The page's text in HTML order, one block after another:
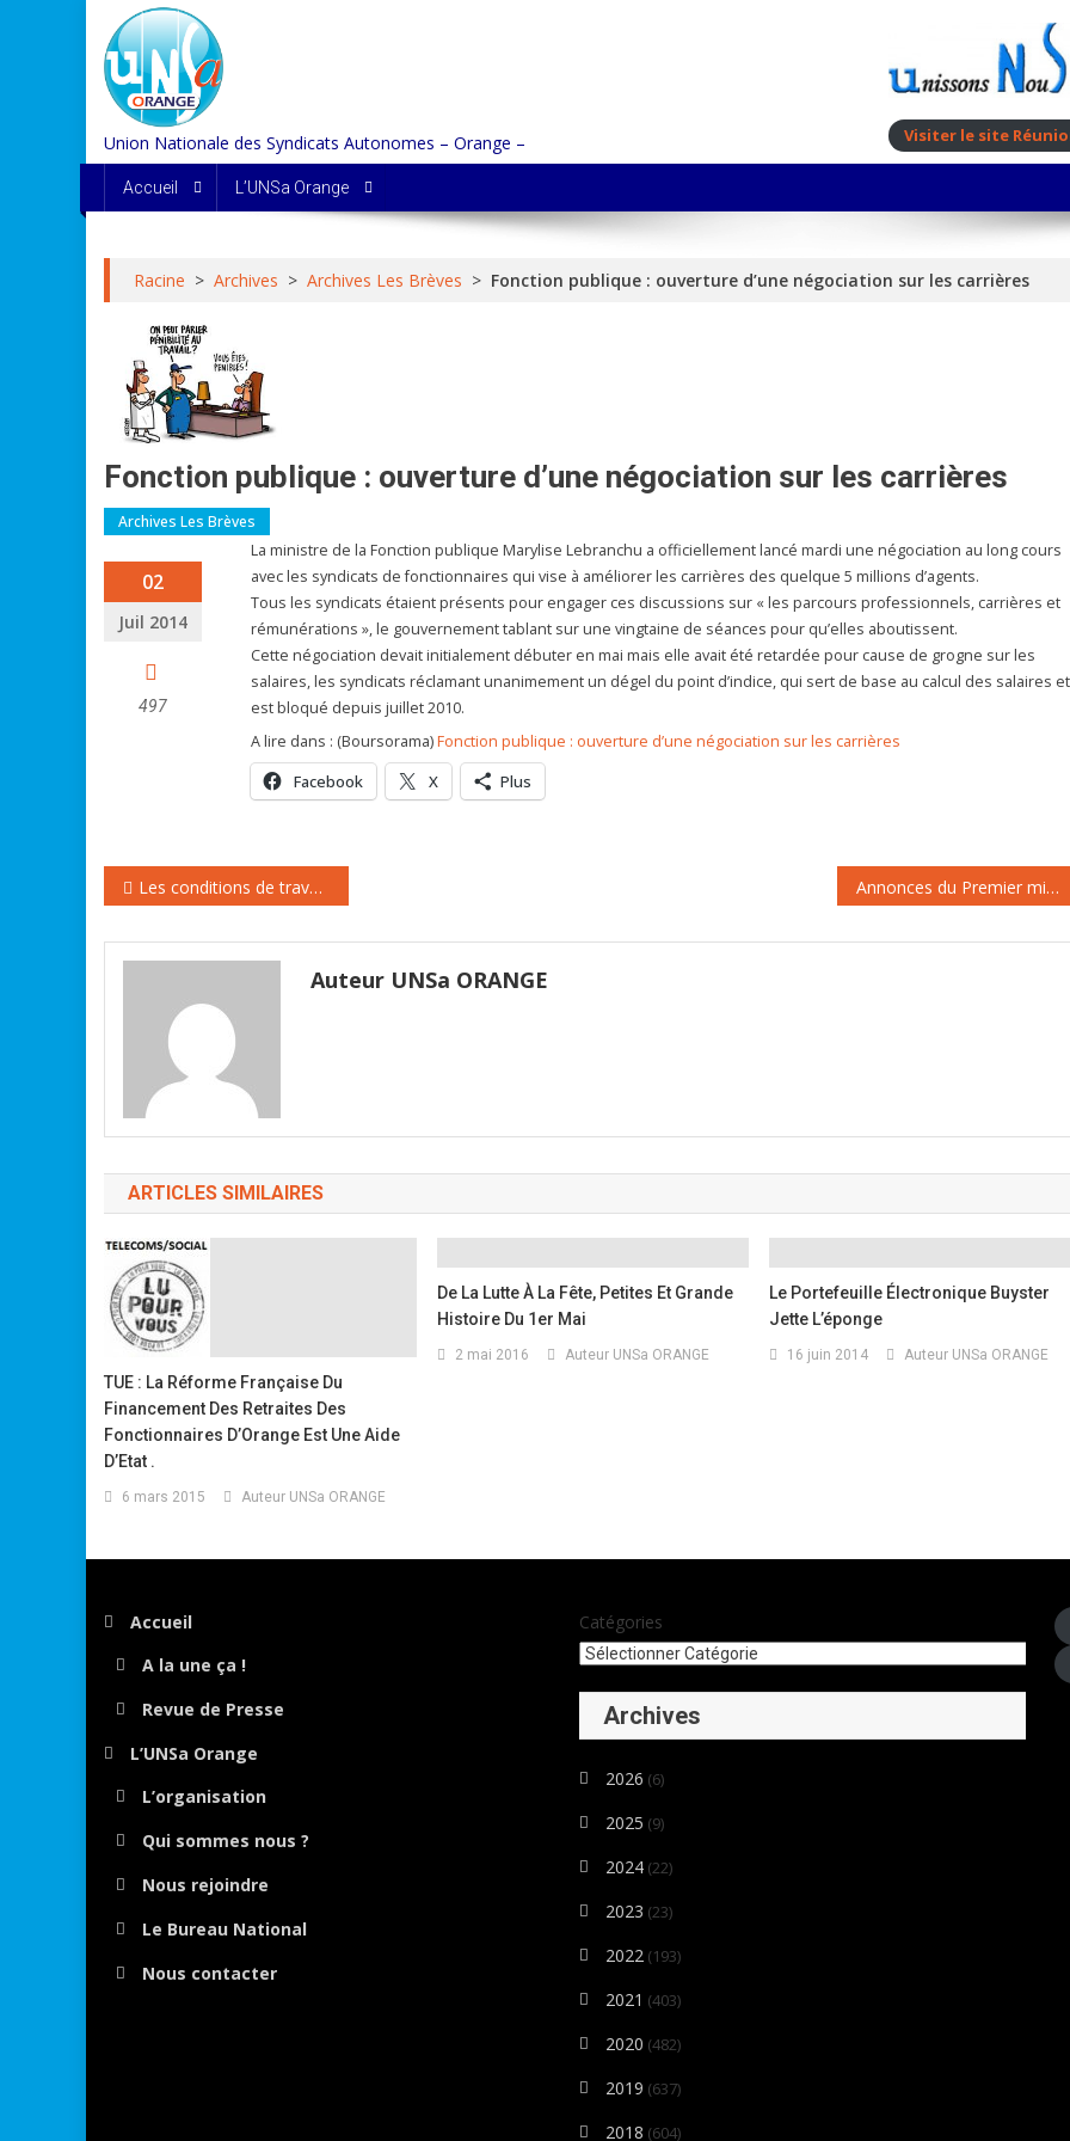
content
Union Nationale des Syndicats Autonomes – Orange – Visiter le site
Accueil L’UNSa Orange
Racine > Archives > Archives Les Brèves > Fonction publique : ouverture d’une négociation sur les carrières
Fonction publique : ouverture d’une négociation sur les carrières
Archives Les Brèves
02
Juil 2014
497
La ministre de la Fonction publique Marylise Lebranchu a officiellement lancé mardi une négociation au long cours
avec les syndicats de fonctionnaires qui vise à améliorer les carrières des quelque 5 millions d’agents.
Tous les syndicats étaient présents pour engager ces discussions sur « les parcours professionnels, carrières et
rémunérations », le gouvernement tablant sur une vingtaine de séances pour qu’elles aboutissent.
Cette négociation devait initialement débuter en mai mais elle avait été retardée pour cause de grogne sur les
salaires, les syndicats réclamant unanimement un dégel du point d’indice, qui sert de base au calcul des salaires et
est bloqué depuis juillet 2010.
A lire dans : (Boursorama)Fonction publique : ouverture d’une négociation sur les carrières
Facebook X Plus
Navigation
de
l’article
Les conditions de travail se dégradent Annonces du Premier ministre : une entaille dans le dialogue social
Auteur UNSa ORANGE
ARTICLES SIMILAIRES
TUE : La Réforme Française Du
Financement Des Retraites Des
Fonctionnaires D’Orange Est Une Aide
D’Etat .
6 mars 2015 Auteur UNSa ORANGE
De La Lutte À La Fête, Petites Et Grande
Histoire Du 1er Mai
2 mai 2016 Auteur UNSa ORANGE
Le Portefeuille Électronique Buyster
Jette L’éponge
16 juin 2014 Auteur UNSa ORANGE
Accueil
A la une ça !
Revue de Presse
L’UNSa Orange
L’organisation
Qui sommes nous ?
Nous rejoindre
Le Bureau National
Nous contacter
Catégories
Archives
2026 (6)
2025 (9)
2024 (22)
2023 (23)
2022 (193)
2021 (403)
2020 (482)
2019 (637)
2018 (604)